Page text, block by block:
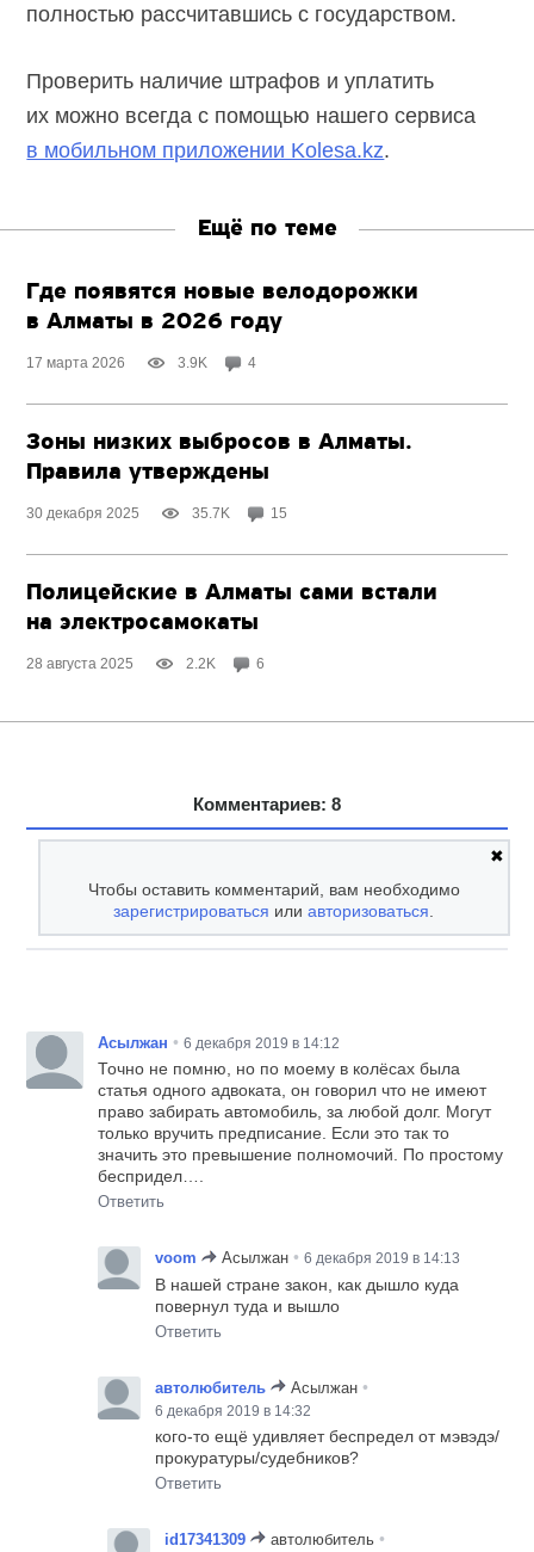
полностью рассчитавшись с государством.
Проверить наличие штрафов и уплатить
их можно всегда с помощью нашего сервиса
в мобильном приложении Kolesa.kz.
Ещё по теме
Где появятся новые велодорожки
в Алматы в 2026 году
17 марта 2026 3.9K 4
Зоны низких выбросов в Алматы.
Правила утверждены
30 декабря 2025 35.7K 15
Полицейские в Алматы сами встали
на электросамокаты
28 августа 2025 2.2K 6
Комментариев: 8
✖
Чтобы оставить комментарий, вам необходимо
зарегистрироваться илиавторизоваться.
Асылжан • 6 декабря 2019 в 14:12
Точно не помню, но по моему в колёсах была
статья одного адвоката, он говорил что не имеют
право забирать автомобиль, за любой долг. Могут
только вручить предписание. Если это так то
значить это превышение полномочий. По простому
беспридел….
Ответить
voom Асылжан • 6 декабря 2019 в 14:13
В нашей стране закон, как дышло куда
повернул туда и вышло
Ответить
автолюбитель Асылжан •
6 декабря 2019 в 14:32
кого-то ещё удивляет беспредел от мэвэдэ/
прокуратуры/судебников?
Ответить
id17341309 автолюбитель •